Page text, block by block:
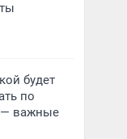
будет
по
— важные